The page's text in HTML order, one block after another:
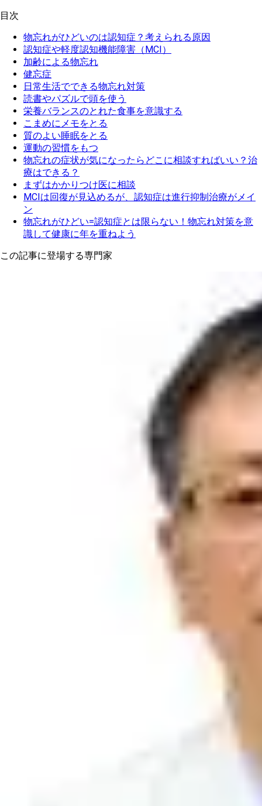
目次
物忘れがひどいのは認知症？考えられる原因
認知症や軽度認知機能障害（MCI）
加齢による物忘れ
健忘症
日常生活でできる物忘れ対策
読書やパズルで頭を使う
栄養バランスのとれた食事を意識する
こまめにメモをとる
質のよい睡眠をとる
運動の習慣をもつ
物忘れの症状が気になったらどこに相談すればいい？治
療はできる？
まずはかかりつけ医に相談
MCIは回復が見込めるが、認知症は進行抑制治療がメイ
ン
物忘れがひどい=認知症とは限らない！物忘れ対策を意
識して健康に年を重ねよう
この記事に登場する専門家